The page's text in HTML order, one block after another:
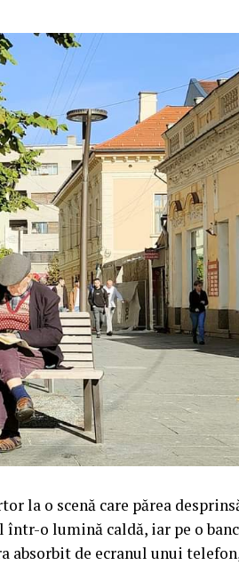
la o scenă care părea
o lumină caldă, iar pe o
absorbit de ecranul unui